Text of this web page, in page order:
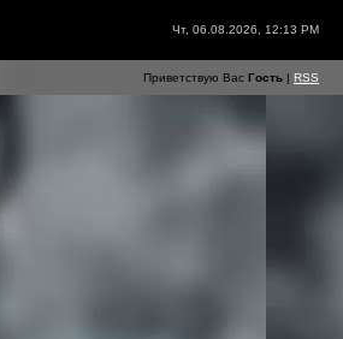
Чт, 06.08.2026, 12:13 PM
Приветствую Вас Гость | RSS